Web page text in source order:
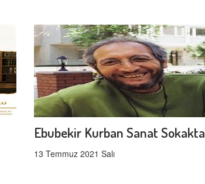
Ebubekir Kurban Sanat Sokakta
13 Temmuz 2021 Salı